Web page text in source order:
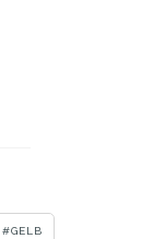
GELB